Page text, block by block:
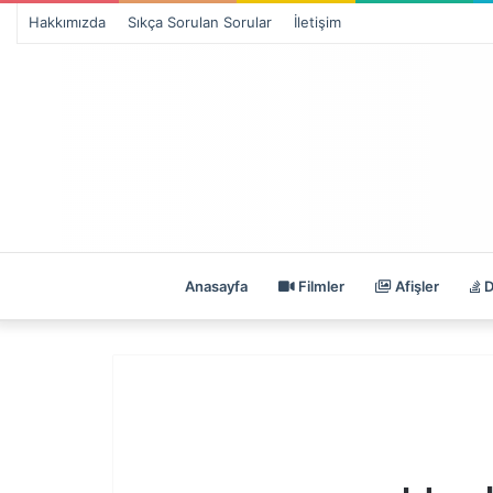
Hakkımızda Sıkça Sorulan Sorular İletişim
Anasayfa Filmler Afişler